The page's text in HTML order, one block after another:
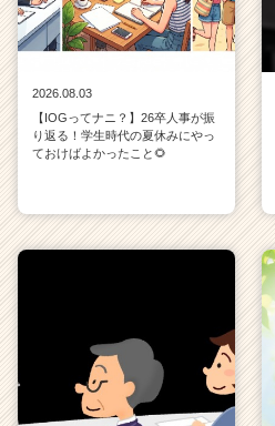
2026.08.03
【IOGってナニ？】26卒人事が振
り返る！学生時代の夏休みにやっ
ておけばよかったこと🌻